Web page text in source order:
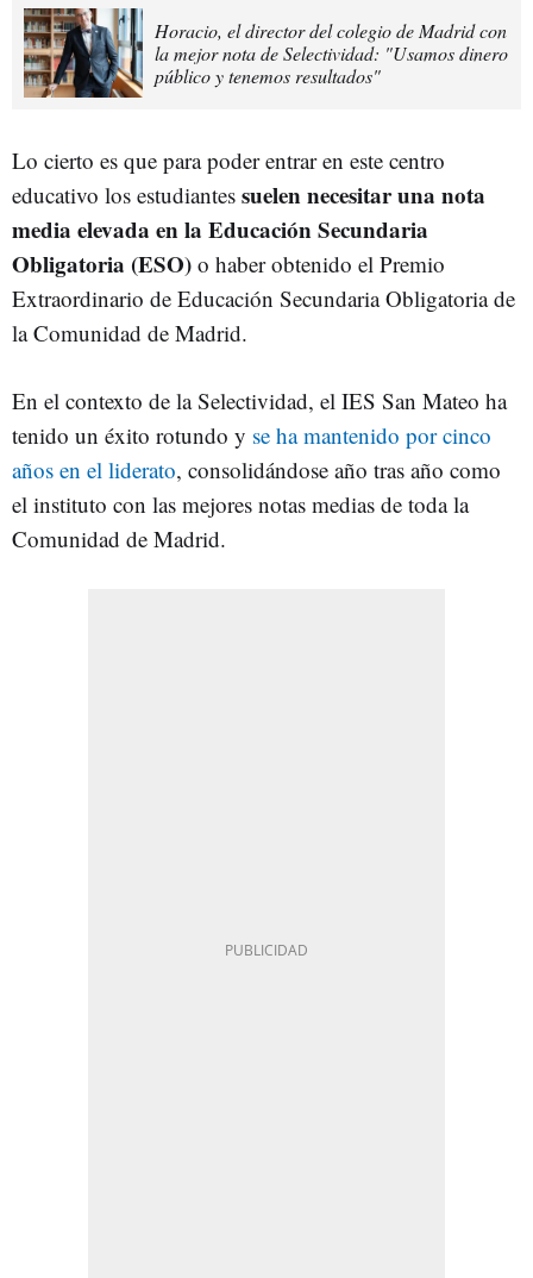
Horacio, el director del colegio de Madrid con
la mejor nota de Selectividad: "Usamos dinero
público y tenemos resultados"
Lo cierto es que para poder entrar en este centro
educativo los estudiantes suelen necesitar una nota
media elevada en la Educación Secundaria
Obligatoria (ESO) o haber obtenido el Premio
Extraordinario de Educación Secundaria Obligatoria de
la Comunidad de Madrid.
En el contexto de la Selectividad, el IES San Mateo ha
tenido un éxito rotundo y se ha mantenido por cinco
años en el liderato, consolidándose año tras año como
el instituto con las mejores notas medias de toda la
Comunidad de Madrid.